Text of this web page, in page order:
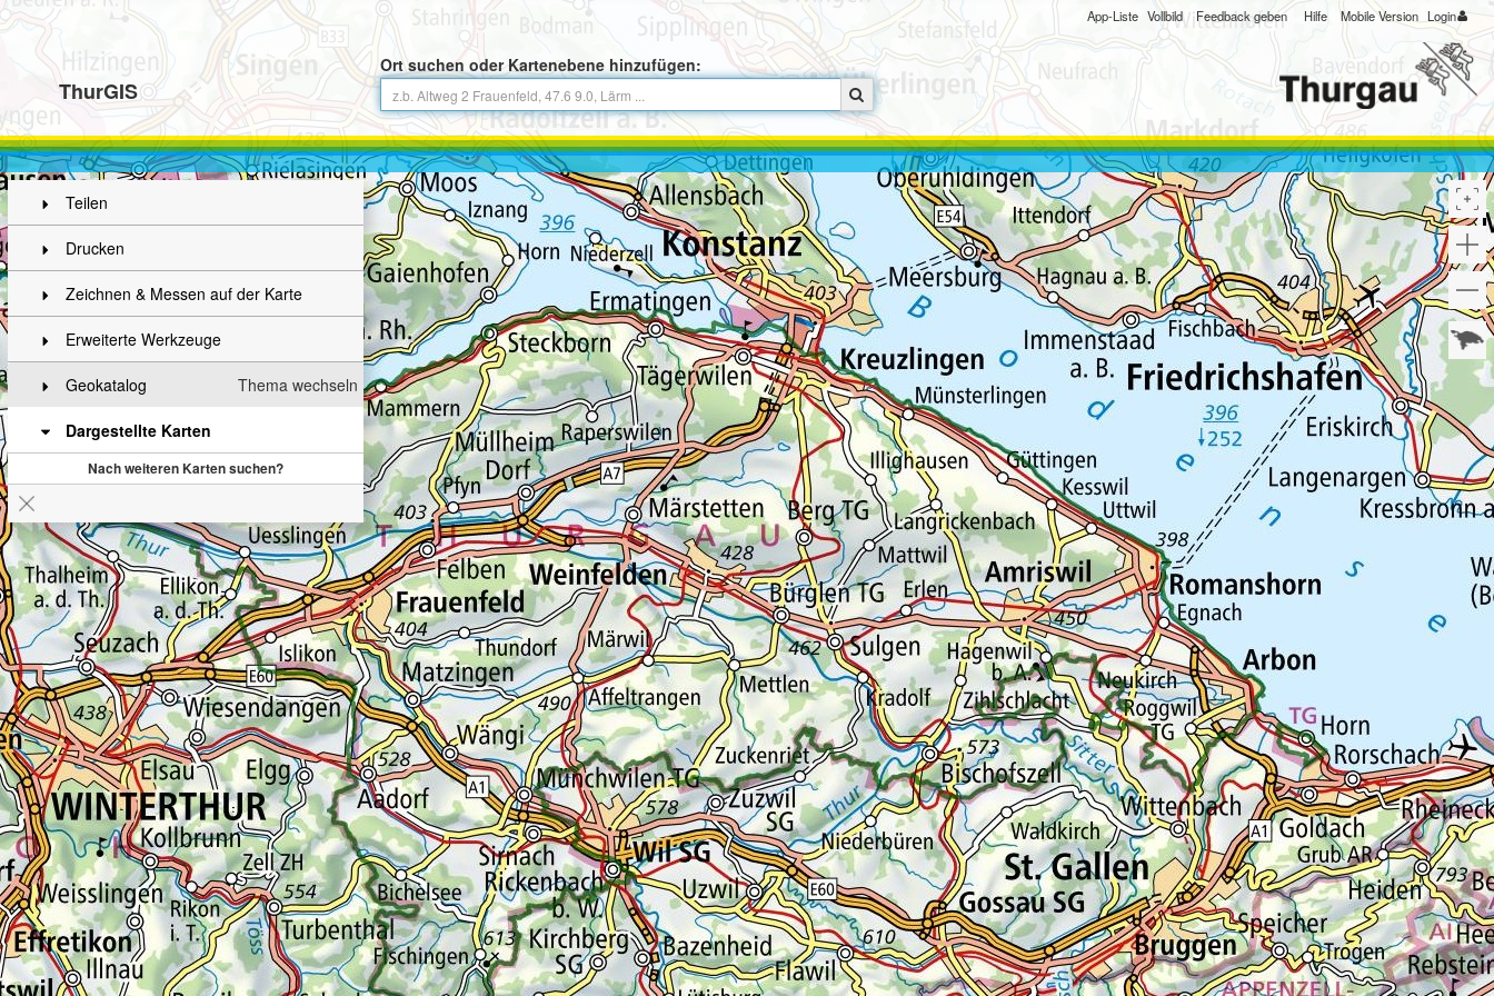
ThurGIS
Ort suchen oder Kartenebene hinzufügen:
App-Liste Vollbild Feedback geben Hilfe Mobile Version Login
Teilen
Drucken
Zeichnen & Messen auf der Karte
Erweiterte Werkzeuge
Thema wechseln
Geokatalog
Dargestellte Karten
Nach weiteren Karten suchen?